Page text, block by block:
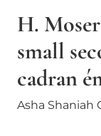
H.
small
cadran
Asha Shaniah